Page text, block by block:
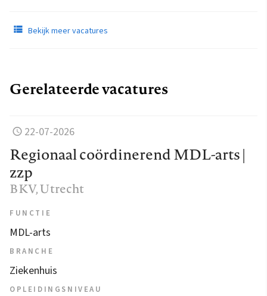
Bekijk meer vacatures
Gerelateerde vacatures
22-07-2026
Regionaal coördinerend MDL-arts |
zzp
BKV, Utrecht
FUNCTIE
MDL-arts
BRANCHE
Ziekenhuis
OPLEIDINGSNIVEAU